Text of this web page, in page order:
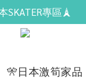
SKATER專區🗼
🎌日本激筍家品